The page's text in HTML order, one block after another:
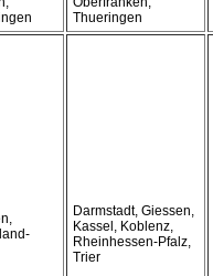
Thueringen
Darmstadt, Giessen,
Kassel, Koblenz,
Rheinhessen-Pfalz,
Trier